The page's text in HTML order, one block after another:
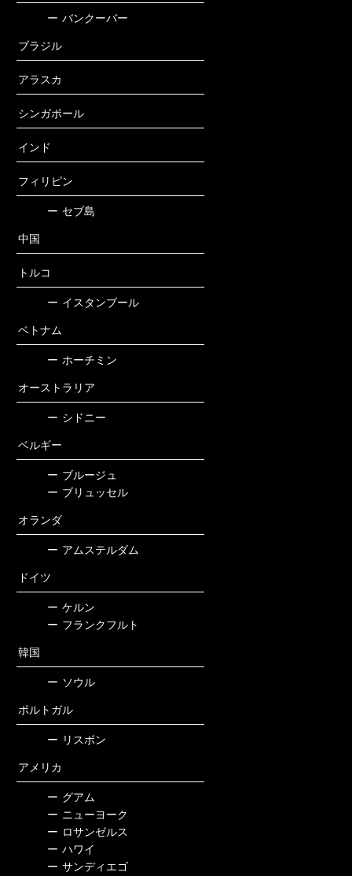
ー バンクーバー
ブラジル
アラスカ
シンガポール
インド
フィリピン
ー セブ島
中国
トルコ
ー イスタンブール
ベトナム
ー ホーチミン
オーストラリア
ー シドニー
ベルギー
ー ブルージュ
ー ブリュッセル
オランダ
ー アムステルダム
ドイツ
ー ケルン
ー フランクフルト
韓国
ー ソウル
ポルトガル
ー リスボン
アメリカ
ー グアム
ー ニューヨーク
ー ロサンゼルス
ー ハワイ
ー サンディエゴ